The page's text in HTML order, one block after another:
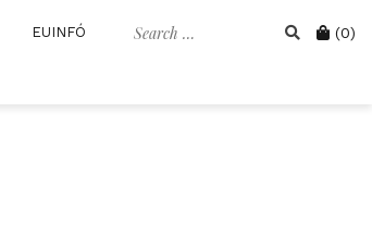
Search Cart
(0)
EUINFÓ